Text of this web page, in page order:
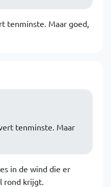
tenminste. Maar goed,
tenminste. Maar
in de wind die er
rond krijgt.